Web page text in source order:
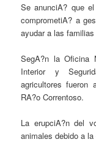
Se anunciA? que
comprometiA? a
ayudar a las
SegA?n la Oficina
Interior y
agricultores fueron
RA?o Correntoso.
La erupciA?n del
animales debido a